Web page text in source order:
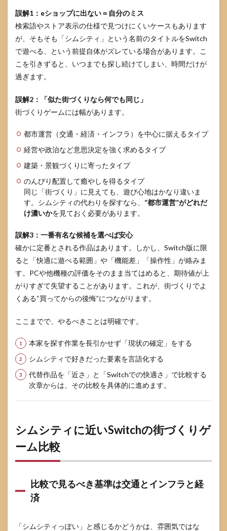
の要
点
6.2
代替
びの
最短
6.3
前に
もう
一度
確認
こと
誤解1：eショップに出ない＝自分のミス
検索語やストア表示の仕様で見つけにくいケースもあります
が、そもそも「シムシティ」という名前のタイトルをSwitch
で遊べる、という前提自体がズレている場合があります。こ
こを引きずると、いつまでも探し続けてしまい、時間だけが
過ぎます。
誤解2：「似た街づくりなら何でも同じ」
街づくりゲームには幅があります。
都市運営（交通・経済・インフラ）を中心に据えるタイプ
経営や政治など意思決定を強く求めるタイプ
建築・景観づくりに寄ったタイプ
のんびり配置して癒やしを得るタイプ
同じ「街づくり」に見えても、遊び心地はかなり違いま
す。シムシティの代わりを探すなら、 “都市運営”がどれだ
け濃いかを見ておく必要があります。
誤解3：一番有名な候補を選べば安心
確かに定番とされる作品はあります。しかし、Switch版に限
ると「快適に遊べる範囲」や「機能差」「操作性」が絡みま
す。PCや他機種の評価をそのまま当てはめると、期待値が上
がりすぎて失望することがあります。これが、街づくりでよ
くある“買ってからの後悔”につながります。
ここまでで、やるべきことは明確です。
本家を探す作業を長引かせず「現状の確定」をする
シムシティで好きだった要素を言語化する
代替作品を「近さ」と「Switchでの快適さ」で比較する
次章からは、その比較を具体的に進めます。
シムシティに近いSwitchの街づくりゲ
ーム比較
比較で見るべき基準は交通とインフラと経
済
「シムシティっぽい」と感じるかどうかは、雰囲気ではな